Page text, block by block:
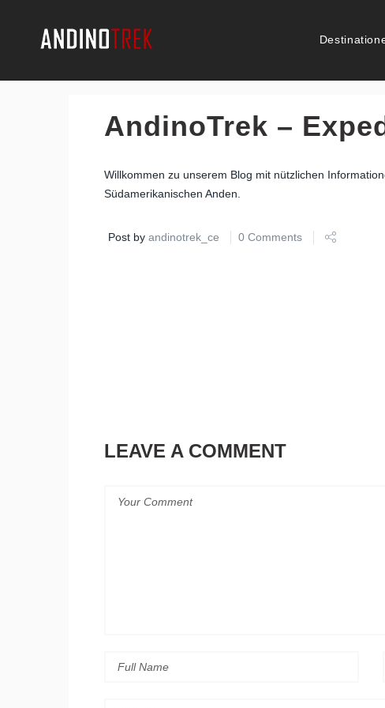
AndinoTrek –
Willkommen zu unserem Blog mit nützlichen
Südamerikanischen Anden.
Post by andinotrek_ce 0 Comments
LEAVE A COMMENT